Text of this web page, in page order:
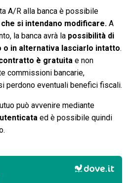
A/R alla banca è possibile
si intendano modificare. A
la banca avrà la possibilità di
in alternativa lasciarlo intatto.
è gratuita e non
commissioni bancarie,
perdono eventuali benefici fiscali.
può avvenire mediante
ed è possibile quindi